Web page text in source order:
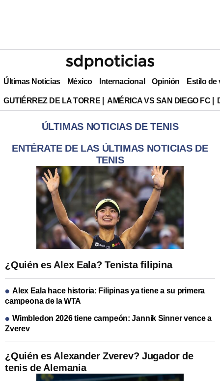
Últimas Noticias México Internacional Opinión Estilo de
GUTIÉRREZ DE LA TORRE AMÉRICA VS SAN DIEGO FC
ÚLTIMAS NOTICIAS DE TENIS
ENTÉRATE DE LAS ÚLTIMAS NOTICIAS DE
TENIS
¿Quién es Alexander Zverev? Jugador de
tenis de Alemania
¿Quién es Alex Eala? Tenista filipina
Alex Eala hace historia: Filipinas ya tiene a su primera
campeona de la WTA
Wimbledon 2026 tiene campeón: Jannik Sinner vence a
Zverev